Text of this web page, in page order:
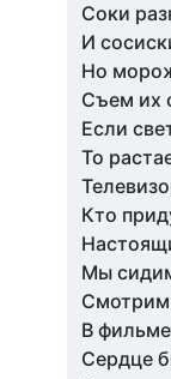
Соки
И
Но
Съем их
Если
То
Кто
Мы
Смотрим
В
Сердце